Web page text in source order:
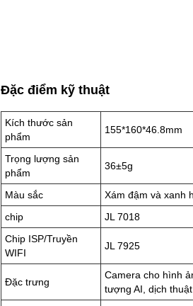
Đặc điểm kỹ thuật
Kích thước sản
phẩm
155*160*46.8mm
Trọng lượng sản
phẩm
36±5g
Màu sắc
Xám đậm và xanh
chip
JL 7018
Chip ISP/Truyền
WIFI
JL 7925
Đặc trưng
Camera cho hình
tượng AI, dịch thuật